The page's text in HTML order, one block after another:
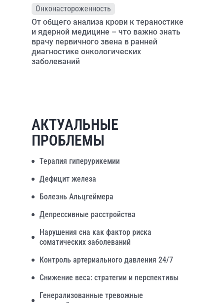
Онконастороженность
От общего анализа крови к тераностике
и ядерной медицине – что важно знать
врачу первичного звена в ранней
диагностике онкологических
заболеваний
АКТУАЛЬНЫЕ
ПРОБЛЕМЫ
Терапия гиперурикемии
Дефицит железа
Болезнь Альцгеймера
Депрессивные расстройства
Нарушения сна как фактор риска
соматических заболеваний
Контроль артериального давления 24/7
Снижение веса: стратегии и перспективы
Генерализованные тревожные